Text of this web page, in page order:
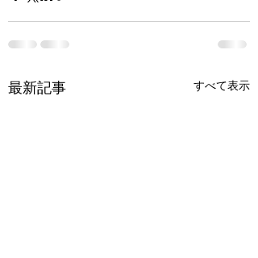
最新記事 すべて表示